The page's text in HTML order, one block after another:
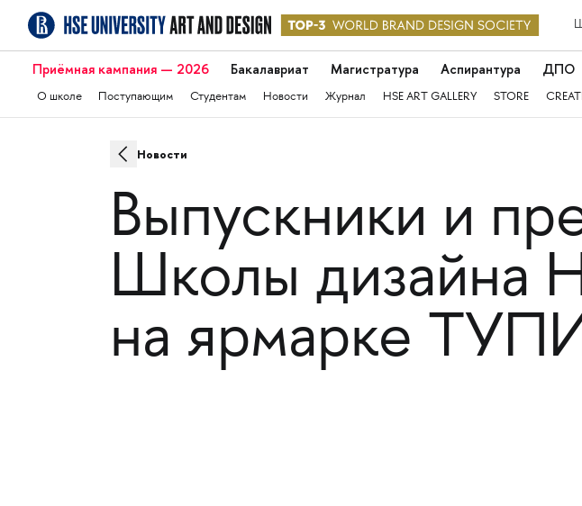
Приёмная кампания — 2026 Бакалавриат Магистратура Аспирантура ДПО
О школе Поступающим Студентам Новости Журнал HSE ART GALLERY STORE
Новости
Выпускники и
Школы
на ярмарке